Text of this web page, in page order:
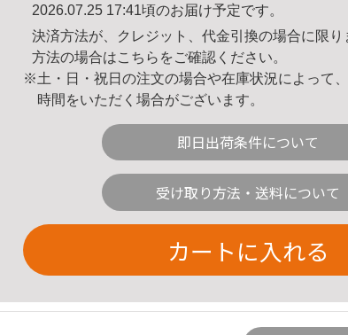
2026.07.25 17:41頃のお届け予定です。
決済方法が、クレジット、代金引換の場合に限
方法の場合はこちら をご確認ください。
※土・日・祝日の注文の場合や在庫状況によって
時間をいただく場合がございます。
即日出荷条件について
受け取り方法・送料について
カートに入れる